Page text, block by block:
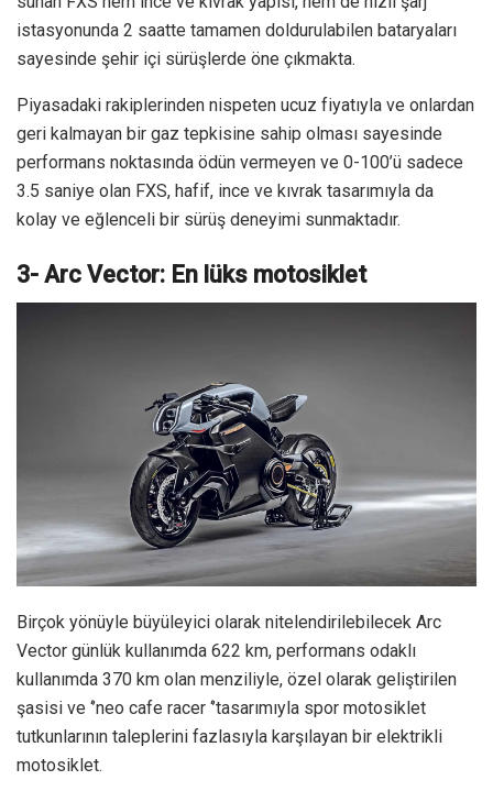
istasyonunda 2 saatte tamamen doldurulabilen bataryaları
sayesinde şehir içi sürüşlerde öne çıkmakta.
Piyasadaki rakiplerinden nispeten ucuz fiyatıyla ve onlardan
geri kalmayan bir gaz tepkisine sahip olması sayesinde
performans noktasında ödün vermeyen ve 0-100’ü sadece
3.5 saniye olan FXS, hafif, ince ve kıvrak tasarımıyla da
kolay ve eğlenceli bir sürüş deneyimi sunmaktadır.
3- Arc Vector: En lüks motosiklet
Birçok yönüyle büyüleyici olarak nitelendirilebilecek Arc
Vector günlük kullanımda 622 km, performans odaklı
kullanımda 370 km olan menziliyle, özel olarak geliştirilen
şasisi ve ‘’neo cafe racer ‘’tasarımıyla spor motosiklet
tutkunlarının taleplerini fazlasıyla karşılayan bir elektrikli
motosiklet.